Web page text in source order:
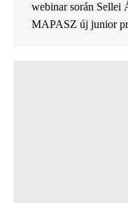
webinar során Sellei
MAPASZ új junior